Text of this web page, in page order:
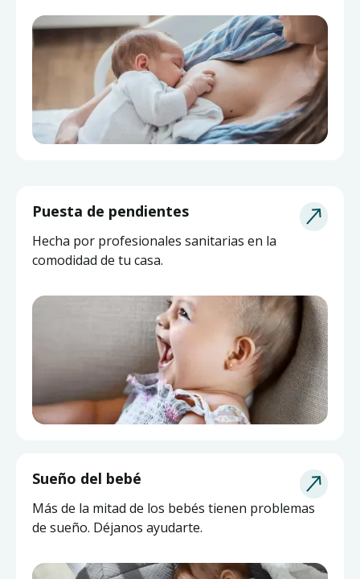
Puesta de pendientes
Hecha por profesionales sanitarias en la
comodidad de tu casa.
Sueño del bebé
Más de la mitad de los bebés tienen problemas
de sueño. Déjanos ayudarte.